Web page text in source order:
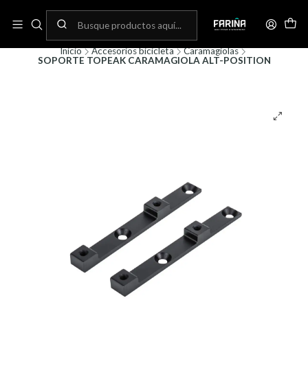
Envíos gratis por compras sobre 80.000! (No aplica para bicicletas)
Inicio Accesorios bicicleta
Caramagiolas
SOPORTE TOPEAK CARAMAGIOLA ALT-POSITION